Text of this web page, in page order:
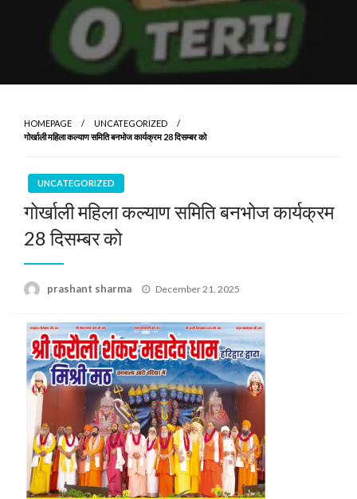
HOMEPAGE
UNCATEGORIZED
गोर्खाली महिला कल्याण समिति बनभोज कार्यक्रम 28 दिसम्बर को
UNCATEGORIZED
गोर्खाली महिला कल्याण समिति बनभोज कार्यक्रम
28 दिसम्बर को
prashant sharma
Posted
December 21, 2025